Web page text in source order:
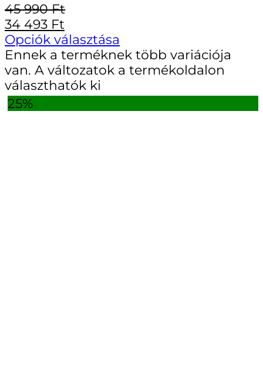
45 990Ft
34 493 Ft
Opciók választása
Ennek a terméknek több variációja
van. A változatok a termékoldalon
választhatók ki
25%